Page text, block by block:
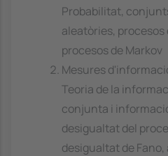
Probabilitat,
aleatòries,
procesos de Markov
Mesures
Teoria de la
conjunta i
desigualtat del
desigualtat de